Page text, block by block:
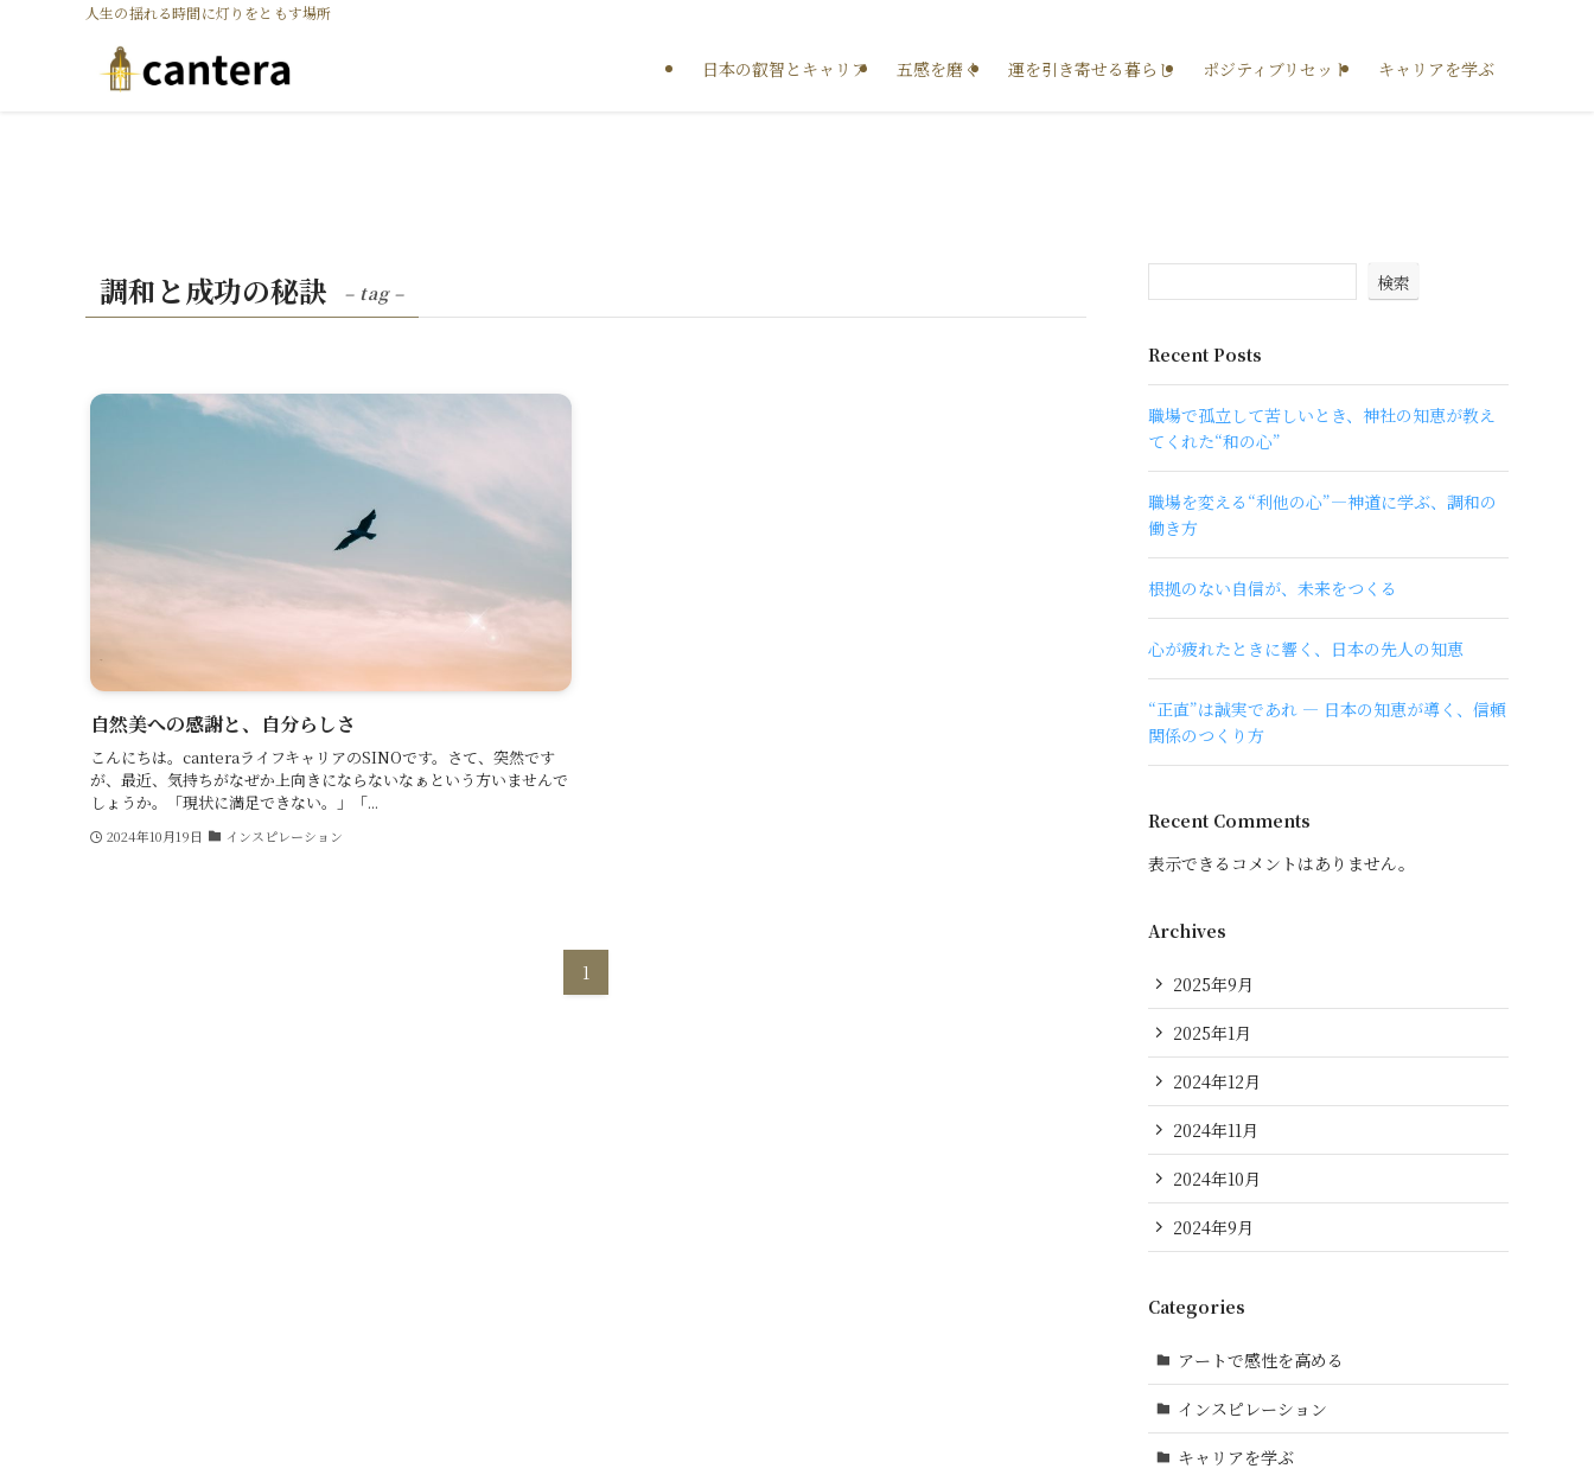
人生の揺れる時間に灯りをともす場所
日本の叡智とキャリア 五感を磨く 運を引き寄せる暮らし ポジティブリセット キャリアを学ぶ
調和と成功の秘訣 – tag –
自然美への感謝と、自分らしさ
こんにちは。canteraライフキャリアのSINOです。さて、突然です
が、最近、気持ちがなぜか上向きにならないなぁという方いませんで
しょうか。「現状に満足できない。」「...
2024年10月19日 インスピレーション
1
検索
Recent Posts
職場で孤立して苦しいとき、神社の知恵が教え
てくれた“和の心”
職場を変える“利他の心”―神道に学ぶ、調和の
働き方
根拠のない自信が、未来をつくる
心が疲れたときに響く、日本の先人の知恵
“正直”は誠実であれ ― 日本の知恵が導く、信頼
関係のつくり方
Recent Comments
表示できるコメントはありません。
Archives
2025年9月
2025年1月
2024年12月
2024年11月
2024年10月
2024年9月
Categories
アートで感性を高める
インスピレーション
キャリアを学ぶ